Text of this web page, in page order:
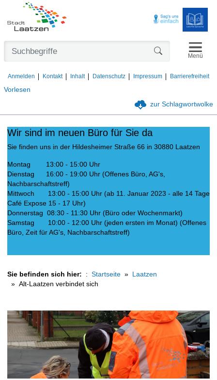
Vorlesen
Anmelden Kontakt Inhalt Datenschutz Impressum Barrierefreiheit
Menü
zur Schlagwortwolke
Wir sind im neuen Büro für Sie da
Sie finden uns in der Hildesheimer Straße 66 in 30880 Laatzen
Montag 13:00 - 15:00 Uhr
Dienstag 16:00 - 19:00 Uhr (Offenes Büro, AG's,
Nachbarschaftstreff)
Mittwoch 13:00 - 15:00 Uhr (ab 11. Januar 2023 - alle 14 Tage
Café Expose 15 - 17 Uhr)
Donnerstag 08:30 - 11:30 Uhr (Büro oder Wochenmarkt)
Samstag 10:00 - 12:00 Uhr (jeden ersten im Monat) (Offenes
Büro, Zeit für AG's, Nachbarschaftstreff)
Sie befinden sich hier: Startseite
Laatzen
Alt-Laatzen verbindet sich